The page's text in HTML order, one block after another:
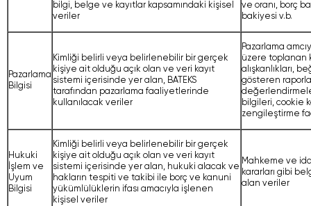
bilgi, belge ve kayıtlar kapsamındaki kişisel
veriler
ve oranı, borç
bakiyesi v.b.
Pazarlama
Bilgisi
Kimliği belirli veya belirlenebilir bir gerçek
kişiye ait olduğu açık olan ve veri kayıt
sistemi içerisinde yer alan, BATEKS
tarafından pazarlama faaliyetlerinde
kullanılacak veriler
Pazarlama
üzere toplanan
alışkanlıkları,
gösteren
bilgileri, cookie
zengileştirme
Hukuki
İşlem ve
Uyum
Bilgisi
Kimliği belirli veya belirlenebilir bir gerçek
kişiye ait olduğu açık olan ve veri kayıt
sistemi içerisinde yer alan, hukuki alacak ve
hakların tespiti ve takibi ile borç ve kanuni
yükümlülüklerin ifası amacıyla işlenen
kişisel veriler
Mahkeme ve
kararları gibi
alan veriler